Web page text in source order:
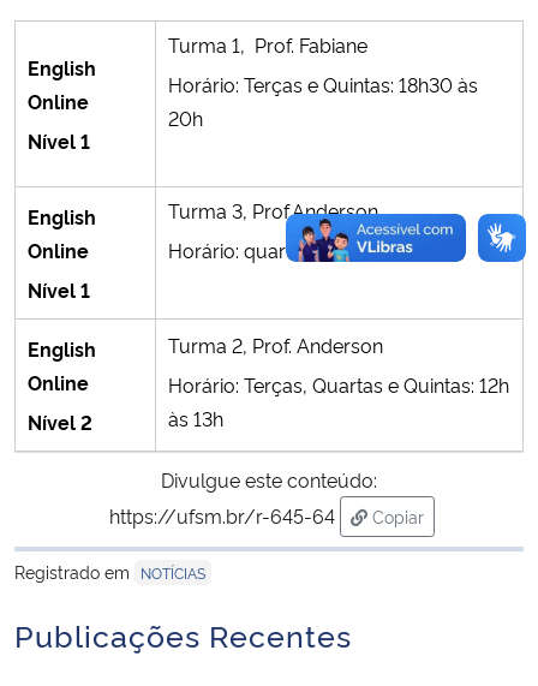
English
Online
Nível 1
Turma 1, Prof. Fabiane
Horário: Terças e Quintas: 18h30 às
20h
English
Online
Nível 1
Turma 3, Prof.Anderson
Horário: quartas : 10h às 12h
English
Online
Nível 2
Turma 2, Prof. Anderson
Horário: Terças, Quartas e Quintas: 12h
às 13h
Divulgue este conteúdo:
https://ufsm.br/r-645-64
Copiar
para área de
Registrado em
NOTÍCIAS
Publicações Recentes